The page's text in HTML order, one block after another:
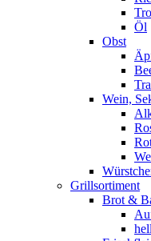
Öl
Obst
Wein,
Grillsortiment
Brot &